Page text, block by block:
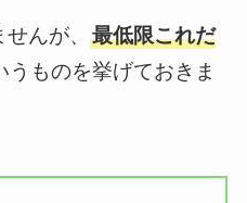
んが、 最低限これだ
うものを挙げておきま